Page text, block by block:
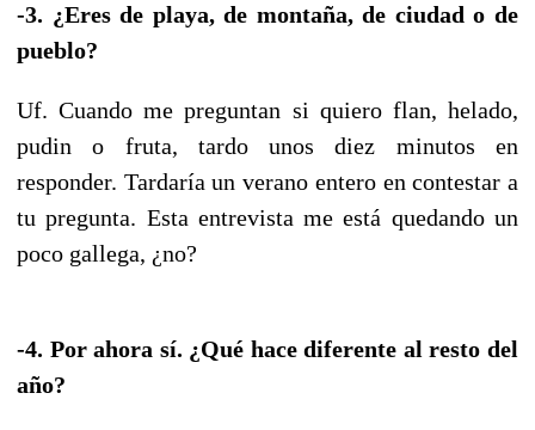
-3. ¿Eres de playa, de montaña, de ciudad o de
pueblo?
Uf. Cuando me preguntan si quiero flan, helado,
pudin o fruta, tardo unos diez minutos en
responder. Tardaría un verano entero en contestar a
tu pregunta. Esta entrevista me está quedando un
poco gallega, ¿no?
-4. Por ahora sí. ¿Qué hace diferente al resto del
año?